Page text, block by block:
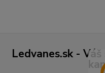
Ledvanes.sk -